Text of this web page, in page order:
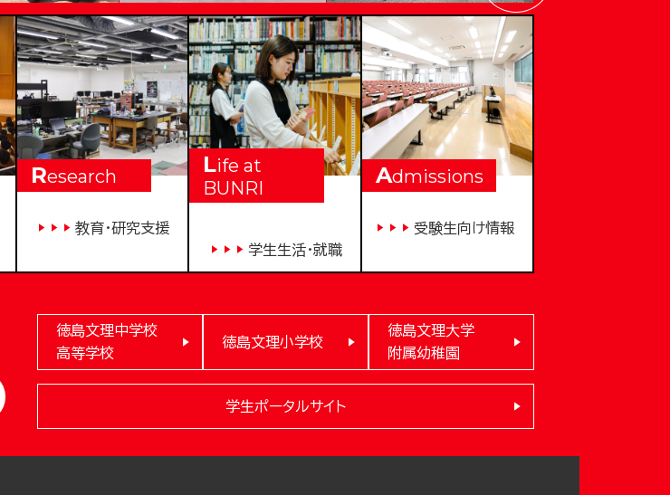
Research
教育・研究支援
Life at
BUNRI
学生生活・就職
Admissions
受験生向け情報
徳島文理中学校
高等学校
徳島文理小学校
徳島文理大学
附属幼稚園
学生ポータルサイト